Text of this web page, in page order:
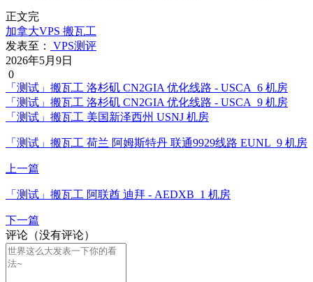
正文完
加拿大VPS 搬瓦工
发表至：
VPS测评
2026年5月9日
0
「测试」搬瓦工 洛杉矶 CN2GIA 优化线路 - USCA_6 机房
「测试」搬瓦工 洛杉矶 CN2GIA 优化线路 - USCA_9 机房
「测试」搬瓦工 美国新泽西州 USNJ 机房
「测试」搬瓦工 荷兰 阿姆斯特丹 联通9929线路 EUNL_9 机房
上一篇
「测试」搬瓦工 阿联酋 迪拜 - AEDXB_1 机房
下一篇
评论（没有评论）